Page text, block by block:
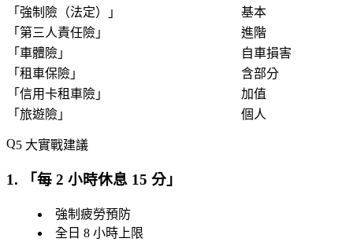
「 強制險（法定） 」
基本
「 第三人責任險 」
進階
「 車體險 」
自車損害
「 租車保險 」
含部分
「 信用卡租車險 」
加值
「 旅遊險 」 個人
5 大實戰建議
1. 「每 2 小時休息 15 分 」
強制疲勞預防
全日 8 小時上限